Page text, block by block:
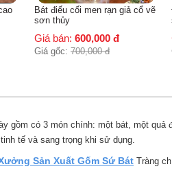
Bát điếu cối men rạn giả cổ vẽ
sơn thủy
Giá bán: 600,000 đ
Giá gốc: 700,000 đ
gồm có 3 món chính: một bát, một quả
tế và sang trọng khi sử dụng.
Sản Xuất Gốm Sứ Bát Tràng